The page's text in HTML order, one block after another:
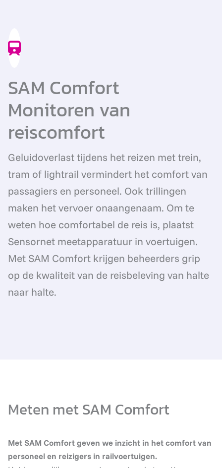
SAM Comfort
Monitoren van
reiscomfort
Geluidoverlast tijdens het reizen met trein,
tram of lightrail vermindert het comfort van
passagiers en personeel. Ook trillingen
maken het vervoer onaangenaam. Om te
weten hoe comfortabel de reis is, plaatst
Sensornet meetapparatuur in voertuigen.
Met SAM Comfort krijgen beheerders grip
op de kwaliteit van de reisbeleving van halte
naar halte.
Meten met SAM Comfort
Met SAM Comfort geven we inzicht in het comfort van
personeel en reizigers in railvoertuigen.